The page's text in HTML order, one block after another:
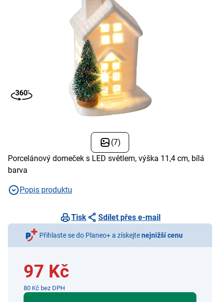
(7)
Porcelánový domeček s LED světlem, výška 11,4 cm, bílá
barva
Popis produktu
Tisk Sdílet přes e-mail
Přihlaste se do Planeo+ a získejtenejnižší cenu
97 Kč
80 Kč bez DPH